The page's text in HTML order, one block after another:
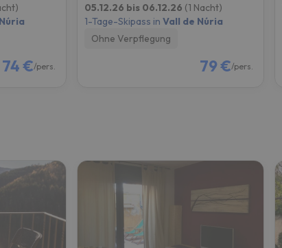
74 €/pers.
05.12.26 bis 06.12.26 (1 Nacht)
1-Tage-Skipass in Vall de Núria
Ohne Verpflegung
79 €/pers.